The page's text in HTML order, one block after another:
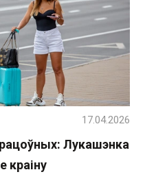
Лукашэнка
краіну
17.04.2026